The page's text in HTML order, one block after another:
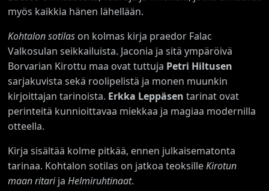
myös kaikkia hänen lähellään.
Kohtalon sotilas on kolmas kirja praedor Falac
Valkosulan seikkailuista. Jaconia ja sitä ympäröivä
Borvarian Kirottu maa ovat tuttuja Petri Hiltusen
sarjakuvista sekä roolipelistä ja monen muunkin
kirjoittajan tarinoista. Erkka Leppäsen tarinat ovat
perinteitä kunnioittavaa miekkaa ja magiaa modernilla
otteella.
Kirja sisältää kolme pitkää, ennen julkaisematonta
tarinaa. Kohtalon sotilas on jatkoa teoksilleKirotun
maan ritarijaHelmiruhtinaat.